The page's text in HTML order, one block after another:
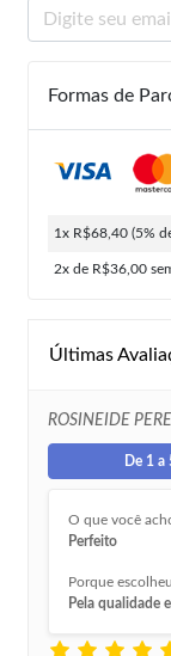
Formas de
1x R$68,40 (5%
2x de R$36,00
Últimas
ROSINEIDE
De 1
O que você
Perfeito
Porque
Pela qualidade